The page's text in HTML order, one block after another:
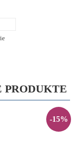
PRODUKTE
-15%